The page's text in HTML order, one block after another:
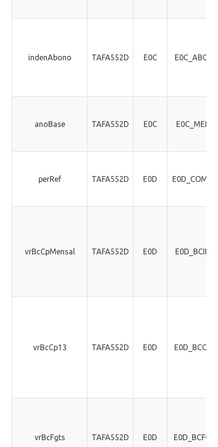
indenAbono TAFA552D E0C
anoBase TAFA552D E0C E0C_MEMO
perRef TAFA552D E0D
vrBcCpMensal TAFA552D E0D
vrBcCp13 TAFA552D E0D
vrBcFgts TAFA552D E0D